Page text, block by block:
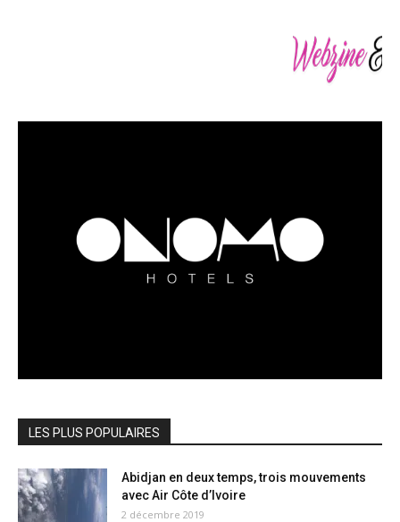
LES PLUS POPULAIRES
Abidjan en deux temps, trois mouvements
avec Air Côte d’Ivoire
2 décembre 2019